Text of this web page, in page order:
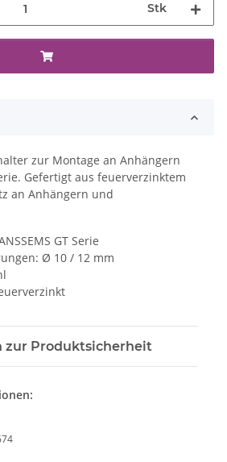
Stk
zur Montage an Anhängern
Gefertigt aus feuerverzinktem
an Anhängern und
GT Serie
Ø 10 / 12 mm
zur Produktsicherheit